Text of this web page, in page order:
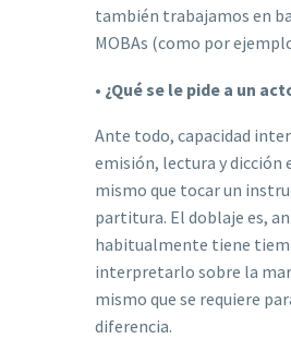
también trabajamos en
MOBAs (como por
• ¿Qué se le pide a un
Ante todo, capacidad
emisión, lectura y dicción
mismo que tocar un
partitura. El doblaje es,
habitualmente tiene
interpretarlo sobre la
mismo que se requiere
diferencia.